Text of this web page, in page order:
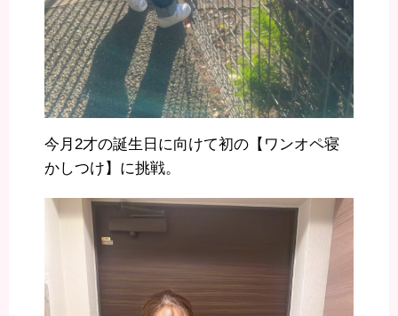
今月2才の誕生日に向けて初の【ワンオペ寝
かしつけ】に挑戦。